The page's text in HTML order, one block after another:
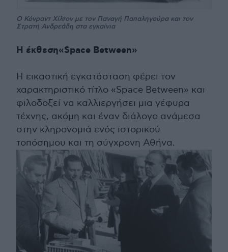
Ο Κόνραντ Χίλτον με τον Παναγή Παπαληγούρα και τον
Στρατή Ανδρεάδη στα εγκαίνια
Η έκθεση«Space Between»
H εικαστική εγκατάσταση φέρει τον
χαρακτηριστικό τίτλο «Space Between» και
φιλοδοξεί να καλλιεργήσει μια γέφυρα
τέχνης, ακόμη και έναν διάλογο ανάμεσα
στην κληρονομιά ενός ιστορικού
τοπόσημου και τη σύγχρονη Αθήνα.